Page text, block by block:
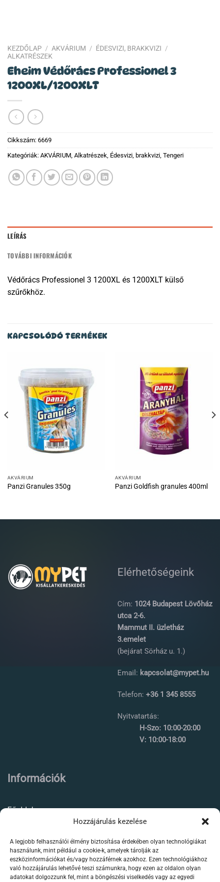
Hozzájárulás kezelése
A legjobb felhasználói élmény biztosítása érdekében olyan technológiákat
használunk, mint például a cookie-k, amelyek tárolják az
eszközinformációkat és/vagy hozzáférnek azokhoz. Ezen technológiákhoz
való hozzájárulás lehetővé teszi számunkra, hogy ezen az oldalon olyan
adatokat dolgozzunk fel, mint a böngészési viselkedés vagy az egyedi
KEZDŐLAP / AKVÁRIUM / ÉDESVIZI, BRAKKVIZI /
ALKATRÉSZEK
Eheim Védőrács Professionel 3
1200XL/1200XLT
Cikkszám: 6669
Kategóriák: AKVÁRIUM, Alkatrészek, Édesvizi, brakkvizi, Tengeri
LEÍRÁS
TOVÁBBI INFORMÁCIÓK
Védőrács Professionel 3 1200XL és 1200XLT külső
szűrőkhöz.
KAPCSOLÓDÓ TERMÉKEK
AKVÁRIUM
Panzi Granules 350g
AKVÁRIUM
Panzi Goldfish granules 400ml
Elérhetőségeink
Cím: 1024 Budapest Lövőház
utca 2-6.
Mammut II. üzletház
3.emelet
(bejárat Sörház u. 1.)
Email: kapcsolat@mypet.hu
Telefon: +36 1 345 8555
Nyitvatartás:
H-Szo: 10:00-20:00
V: 10:00-18:00
Információk
Főoldal
Élőállat kereskedés
Forgalmazott termékeink